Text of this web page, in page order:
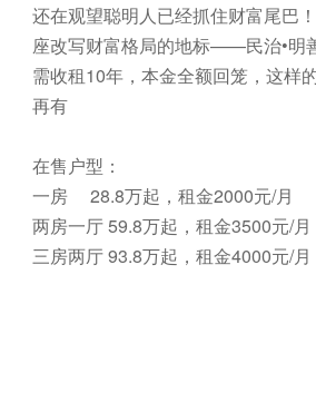
还在观望聪明人已经抓住财富尾巴
座改写财富格局的地标——民治•明
需收租10年，本金全额回笼，这样
再有
在售户型：
一房 28.8万起，租金2000元/月
两房一厅 59.8万起，租金3500元/月
三房两厅 93.8万起，租金4000元/月